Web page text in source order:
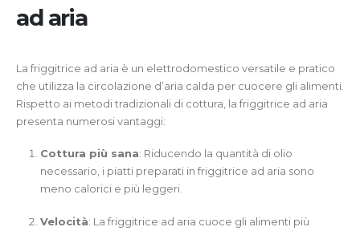
ad aria
La friggitrice ad aria è un elettrodomestico versatile e pratico
che utilizza la circolazione d’aria calda per cuocere gli alimenti.
Rispetto ai metodi tradizionali di cottura, la friggitrice ad aria
presenta numerosi vantaggi:
Cottura più sana: Riducendo la quantità di olio
necessario, i piatti preparati in friggitrice ad aria sono
meno calorici e più leggeri.
Velocità: La friggitrice ad aria cuoce gli alimenti più